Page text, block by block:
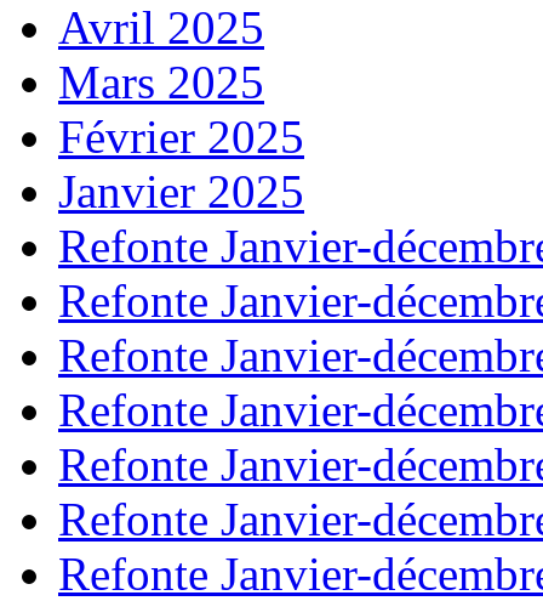
Avril 2025
Mars 2025
Février 2025
Janvier 2025
Refonte Janvier-
Refonte Janvier-
Refonte Janvier-
Refonte Janvier-
Refonte Janvier-
Refonte Janvier-
Refonte Janvier-